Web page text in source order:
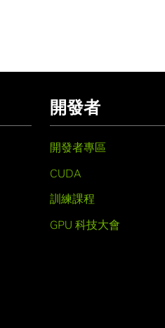
開發者
開發者專區
CUDA
訓練課程
GPU 科技大會